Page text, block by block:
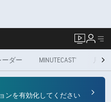
ーダー MINUTECAST® 月間
ンを有効化してください